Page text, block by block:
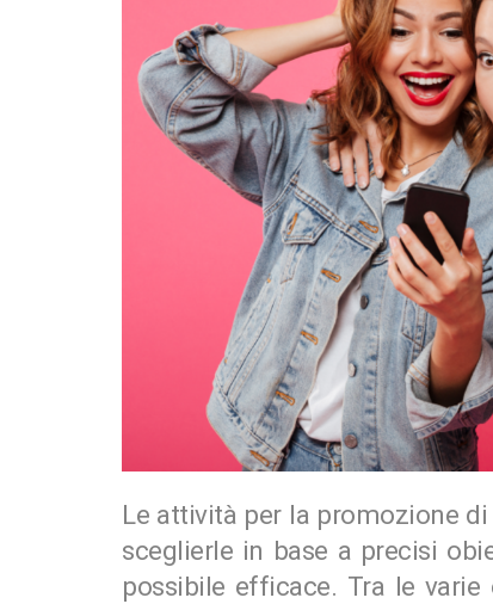
Le attività per la promozione
sceglierle in base a precisi
possibile efficace. Tra le